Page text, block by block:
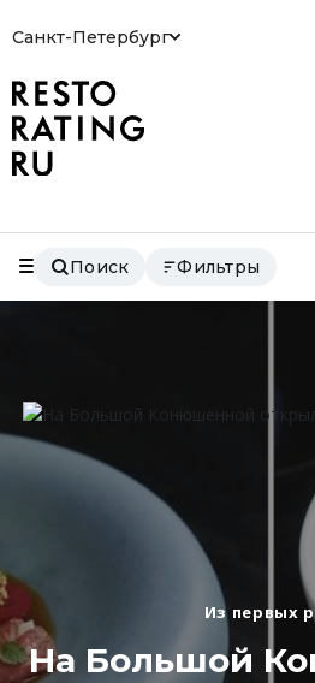
Санкт-Петербург
Поиск Фильтры
Из первых
На Большой